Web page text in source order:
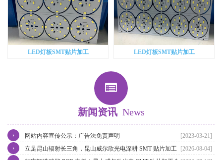
LED灯板SMT贴片加工 LED灯板SMT贴片加工
新闻资讯 News
[2023-03-21]
网站内容宣传公示：广告法免责声明
›
[2026-08-04]
立足昆山辐射长三角，昆山威尔欣光电深耕 SMT 贴片加工，赋能江
›